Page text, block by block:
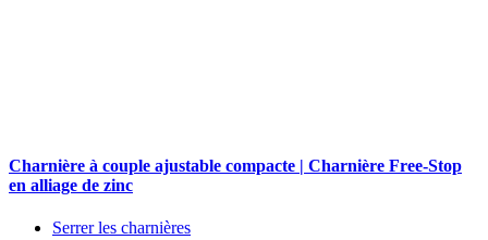
Charnière à couple ajustable compacte | Charnière Free-Stop
en alliage de zinc
Serrer les charnières